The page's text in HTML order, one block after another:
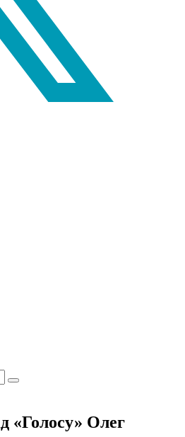
«Голосу» Олег